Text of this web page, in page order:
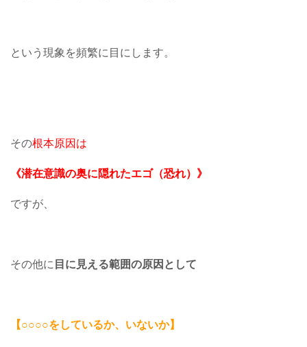
という現象を頻繁に目にします。
その根本原因は
《潜在意識の奥に隠れたエゴ（恐れ）》
ですが、
その他に 目に見える範囲の原因として
【○○○○をしているか、いないか】